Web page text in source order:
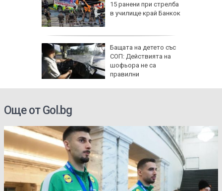
15 ранени при стрелба
в училище край Банкок
Бащата на детето със
СОП: Действията на
шофьора не са
правилни
Още от Gol.bg